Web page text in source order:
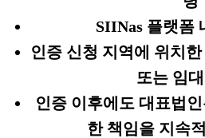
SIINas 플랫폼
인증 신청 지역에 위치
또는 임
인증 이후에도 대표법
한 책임을 지속